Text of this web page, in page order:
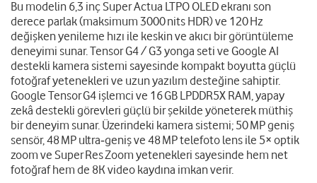
Bu modelin 6,3 inç Super Actua LTPO OLED ekranı son
derece parlak (maksimum 3000 nits HDR) ve 120 Hz
değişken yenileme hızı ile keskin ve akıcı bir görüntüleme
deneyimi sunar. Tensor G4 / G3 yonga seti ve Google AI
destekli kamera sistemi sayesinde kompakt boyutta güçlü
fotoğraf yetenekleri ve uzun yazılım desteğine sahiptir.
Google Tensor G4 işlemci ve 16 GB LPDDR5X RAM, yapay
zekâ destekli görevleri güçlü bir şekilde yöneterek müthiş
bir deneyim sunar. Üzerindeki kamera sistemi; 50 MP geniş
sensör, 48 MP ultra‑geniş ve 48 MP telefoto lens ile 5× optik
zoom ve Super Res Zoom yetenekleri sayesinde hem net
fotoğraf hem de 8K video kaydına imkan verir.